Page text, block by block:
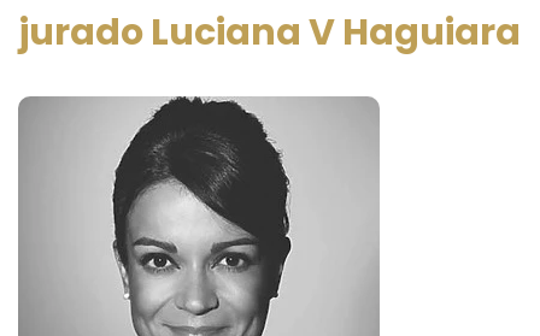
jurado Luciana V Haguiara